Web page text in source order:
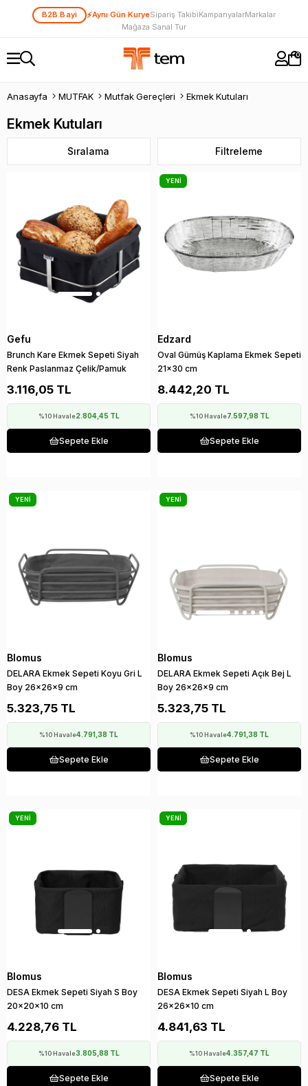
B2B Bayi ⚡Aynı Gün KuryeSipariş TakibiKampanyalarMarkalar
Mağaza Sanal Tur
0
Anasayfa MUTFAK Mutfak Gereçleri Ekmek Kutuları
Ekmek Kutuları
Filtreleme
Sıralama
Gefu
Brunch Kare Ekmek Sepeti Siyah
Renk Paslanmaz Çelik/Pamuk
3.116,05 TL
%10 Havale2.804,45 TL
Sepete Ekle
Edzard
Oval Gümüş Kaplama Ekmek Sepeti
21x30 cm
8.442,20 TL
%10 Havale7.597,98 TL
Sepete Ekle
YENI
Blomus
DELARA Ekmek Sepeti Koyu Gri L
Boy 26x26x9 cm
5.323,75 TL
%10 Havale4.791,38 TL
Sepete Ekle
YENI
Blomus
DELARA Ekmek Sepeti Açık Bej L
Boy 26x26x9 cm
5.323,75 TL
%10 Havale4.791,38 TL
Sepete Ekle
YENI
Blomus
DESA Ekmek Sepeti Siyah S Boy
20x20x10 cm
4.228,76 TL
%10 Havale3.805,88 TL
Sepete Ekle
YENI
Blomus
DESA Ekmek Sepeti Siyah L Boy
26x26x10 cm
4.841,63 TL
%10 Havale4.357,47 TL
Sepete Ekle
YENI